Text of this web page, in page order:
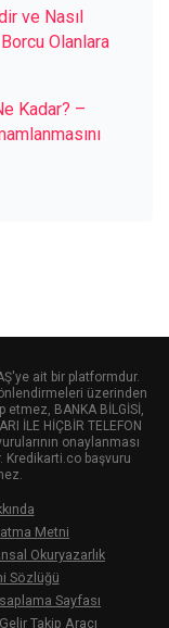
ve Nasıl
Olanlara
Kadar? –
ait bir platformdur.
üzerinden
BANKA BİLGİSİ,
İLE HİÇBİR TELEFON
onaylanması
Kredikarti.co başvuru
Metni
Okuryazarlık
Sözlüğü
Sayfası
Takip Aracı